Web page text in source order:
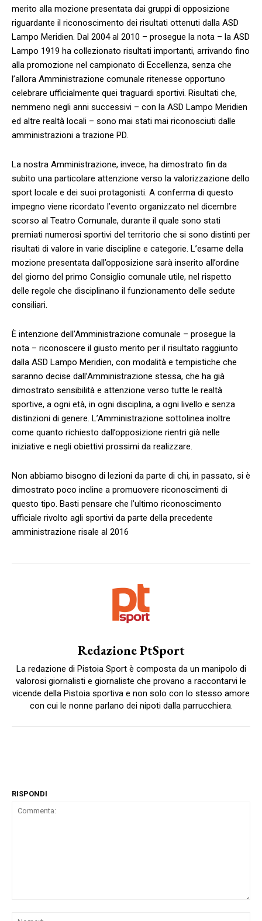
merito alla mozione presentata dai gruppi di opposizione
riguardante il riconoscimento dei risultati ottenuti dalla ASD
Lampo Meridien. Dal 2004 al 2010 – prosegue la nota – la ASD
Lampo 1919 ha collezionato risultati importanti, arrivando fino
alla promozione nel campionato di Eccellenza, senza che
l’allora Amministrazione comunale ritenesse opportuno
celebrare ufficialmente quei traguardi sportivi. Risultati che,
nemmeno negli anni successivi – con la ASD Lampo Meridien
ed altre realtà locali – sono mai stati mai riconosciuti dalle
amministrazioni a trazione PD.
La nostra Amministrazione, invece, ha dimostrato fin da
subito una particolare attenzione verso la valorizzazione dello
sport locale e dei suoi protagonisti. A conferma di questo
impegno viene ricordato l’evento organizzato nel dicembre
scorso al Teatro Comunale, durante il quale sono stati
premiati numerosi sportivi del territorio che si sono distinti per
risultati di valore in varie discipline e categorie. L’esame della
mozione presentata dall’opposizione sarà inserito all’ordine
del giorno del primo Consiglio comunale utile, nel rispetto
delle regole che disciplinano il funzionamento delle sedute
consiliari.
È intenzione dell’Amministrazione comunale – prosegue la
nota – riconoscere il giusto merito per il risultato raggiunto
dalla ASD Lampo Meridien, con modalità e tempistiche che
saranno decise dall’Amministrazione stessa, che ha già
dimostrato sensibilità e attenzione verso tutte le realtà
sportive, a ogni età, in ogni disciplina, a ogni livello e senza
distinzioni di genere. L’Amministrazione sottolinea inoltre
come quanto richiesto dall’opposizione rientri già nelle
iniziative e negli obiettivi prossimi da realizzare.
Non abbiamo bisogno di lezioni da parte di chi, in passato, si è
dimostrato poco incline a promuovere riconoscimenti di
questo tipo. Basti pensare che l’ultimo riconoscimento
ufficiale rivolto agli sportivi da parte della precedente
amministrazione risale al 2016
Redazione PtSport
La redazione di Pistoia Sport è composta da un manipolo di
valorosi giornalisti e giornaliste che provano a raccontarvi le
vicende della Pistoia sportiva e non solo con lo stesso amore
con cui le nonne parlano dei nipoti dalla parrucchiera.
RISPONDI